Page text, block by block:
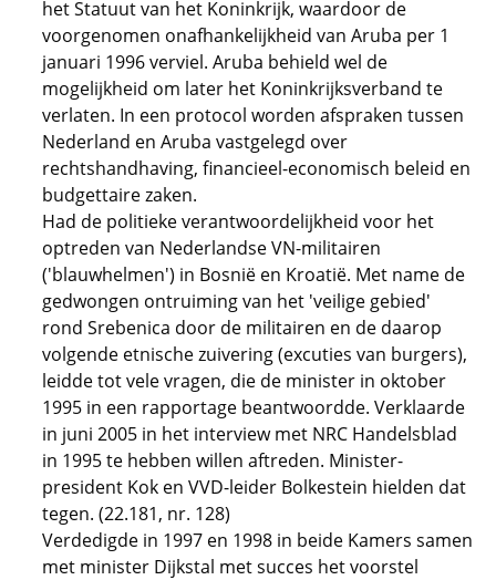
het Statuut van het Koninkrijk, waardoor de
voorgenomen onafhankelijkheid van Aruba per 1
januari 1996 verviel. Aruba behield wel de
mogelijkheid om later het Koninkrijksverband te
verlaten. In een protocol worden afspraken tussen
Nederland en Aruba vastgelegd over
rechtshandhaving, financieel-economisch beleid en
budgettaire zaken.
Had de politieke verantwoordelijkheid voor het
optreden van Nederlandse VN-militairen
('blauwhelmen') in Bosnië en Kroatië. Met name de
gedwongen ontruiming van het 'veilige gebied'
rond Srebenica door de militairen en de daarop
volgende etnische zuivering (excuties van burgers),
leidde tot vele vragen, die de minister in oktober
1995 in een rapportage beantwoordde. Verklaarde
in juni 2005 in het interview met NRC Handelsblad
in 1995 te hebben willen aftreden. Minister-
president Kok en VVD-leider Bolkestein hielden dat
tegen. (22.181, nr. 128)
Verdedigde in 1997 en 1998 in beide Kamers samen
met minister Dijkstal met succes het voorstel